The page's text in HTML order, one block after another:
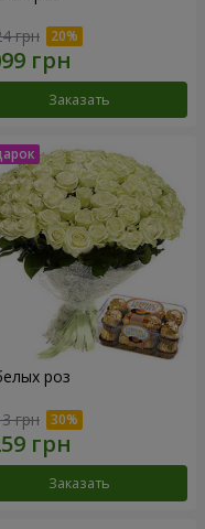
грн
Заказать
роз
грн
Заказать